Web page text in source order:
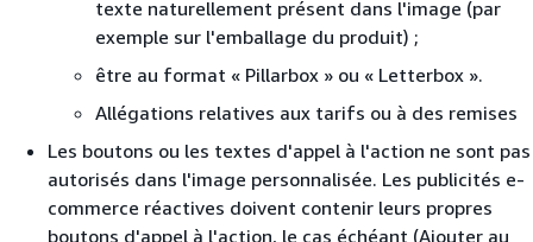
texte naturellement présent dans l'image (par
exemple sur l'emballage du produit) ;
être au format « Pillarbox » ou « Letterbox ».
Allégations relatives aux tarifs ou à des remises
Les boutons ou les textes d'appel à l'action ne sont pas
autorisés dans l'image personnalisée. Les publicités e-
commerce réactives doivent contenir leurs propres
boutons d'appel à l'action, le cas échéant (Ajouter au